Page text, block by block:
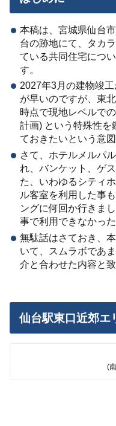
本稿は、宮城県仙台
台の跡地にて、タカ
ている共同住宅につ
す。
2027年3月の建物竣
が早いのですが、東
時点で現地レベルで
計画) という特殊性を
ておきたいという意図
さて、ホテルメルパ
れ、バンケット、ゲ
た、いわゆるシティ
ル客室を利用した事
ングに何回か行きま
事で利用できなかっ
無駄話はさておき、
いて、スムラボであ
介と合わせた内容と致
仙台駅東口近郊エ
(